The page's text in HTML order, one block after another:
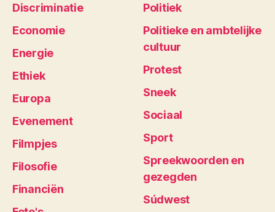
Discriminatie
Economie
Energie
Ethiek
Europa
Evenement
Filmpjes
Filosofie
Financiën
Politiek
Politieke en ambtelijke
cultuur
Protest
Sneek
Sociaal
Sport
Spreekwoorden en
gezegden
Súdwest